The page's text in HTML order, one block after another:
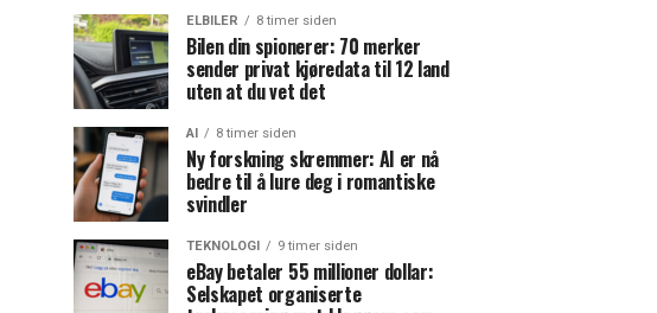
ELBILER 8 timer siden
Bilen din spionerer: 70 merker
sender privat kjøredata til 12 land
uten at du vet det
AI 8 timer siden
Ny forskning skremmer: AI er nå
bedre til å lure deg i romantiske
svindler
TEKNOLOGI 9 timer siden
eBay betaler 55 millioner dollar:
Selskapet organiserte